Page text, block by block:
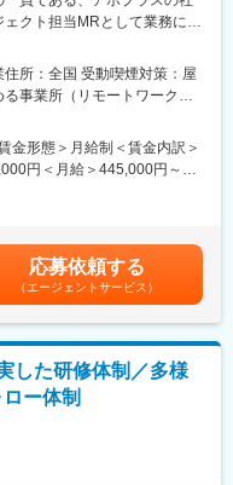
クト担当MRとして業務に従
りたい姿の実現を」という方
のフォロー体制に力を入れ
ます。本プログラムでは集
聴講、専門医とのロープレ
に着けることが難しい深い
た、取得した知識が発揮で
全社でバックアップしてい
業他社と比較しても、多く
験を活かしていただくこと
い年代のMRの方が活躍され
、ジェネリックメーカーな
所：全国 受動喫煙対策：屋
事業所（リモートワーク含
金形態＞月給制＜賃金内訳＞
円＜月給＞445,000円～
生」欄をご参照ください。昇
赴任先の評価次第で大幅に
定）賃金はあくまでも目安
可能性があります。月給(月
応募依頼する
（エージェントサービス）
した研修体制／多様
ー体制